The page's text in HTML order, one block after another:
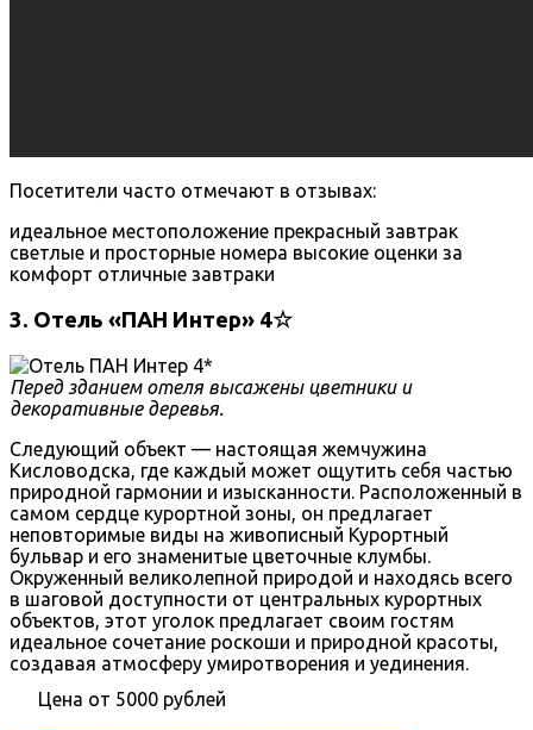
Посетители часто отмечают в отзывах:
идеальное местоположение прекрасный завтрак
светлые и просторные номера высокие оценки за
комфорт отличные завтраки
3. Отель «ПАН Интер» 4☆
Перед зданием отеля высажены цветники и
декоративные деревья.
Следующий объект — настоящая жемчужина
Кисловодска, где каждый может ощутить себя частью
природной гармонии и изысканности. Расположенный в
самом сердце курортной зоны, он предлагает
неповторимые виды на живописный Курортный
бульвар и его знаменитые цветочные клумбы.
Окруженный великолепной природой и находясь всего
в шаговой доступности от центральных курортных
объектов, этот уголок предлагает своим гостям
идеальное сочетание роскоши и природной красоты,
создавая атмосферу умиротворения и уединения.
Цена от 5000 рублей